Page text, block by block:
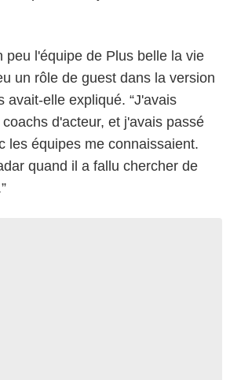
peu l'équipe de Plus belle la vie
un rôle de guest dans la version
avait-elle expliqué. “J'avais
d'acteur, et j'avais passé
les équipes me connaissaient.
quand il a fallu chercher de